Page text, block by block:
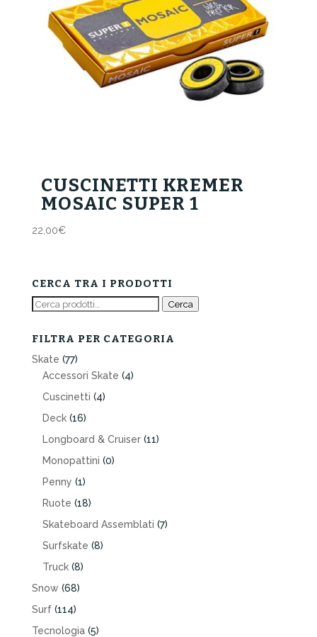
CUSCINETTI KREMER
MOSAIC SUPER 1
22,00€
CERCA TRA I PRODOTTI
Cerca: Cerca
FILTRA PER CATEGORIA
Skate (77)
Accessori Skate (4)
Cuscinetti (4)
Deck (16)
Longboard & Cruiser (11)
Monopattini (0)
Penny (1)
Ruote (18)
Skateboard Assemblati (7)
Surfskate (8)
Truck (8)
Snow (68)
Surf (114)
Tecnologia (5)